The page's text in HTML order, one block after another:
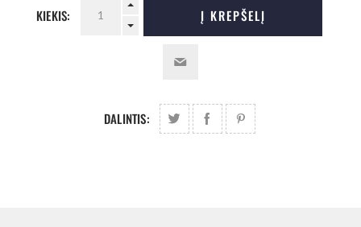
KIEKIS: Į KREPŠELĮ
DALINTIS: